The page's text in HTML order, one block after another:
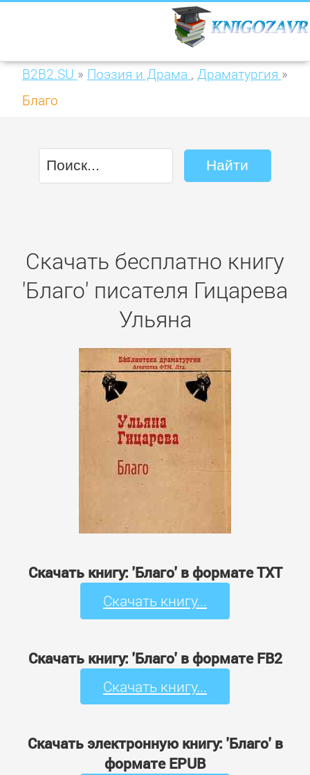
B2B2.SU » Поэзия и Драма , Драматургия »
Благо
Скачать бесплатно книгу
'Благо' писателя Гицарева
Ульяна
Скачать книгу: 'Благо' в формате TXT
Скачать книгу...
Скачать книгу: 'Благо' в формате FB2
Скачать книгу...
Скачать электронную книгу: 'Благо' в
формате EPUB